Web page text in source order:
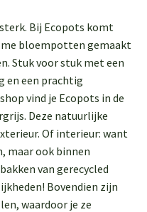
Bij Ecopots komt
bloempotten gemaakt
Stuk voor stuk met een
en een prachtig
vind je Ecopots in de
Deze natuurlijke
Of interieur: want
maar ook binnen
van gerecycled
Bovendien zijn
waardoor je ze